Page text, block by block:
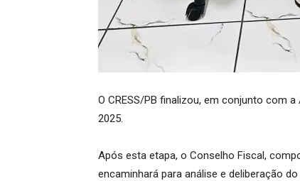
O CRESS/PB finalizou, em conjunto com
2025.
Após esta etapa, o Conselho Fiscal,
encaminhará para análise e deliberação